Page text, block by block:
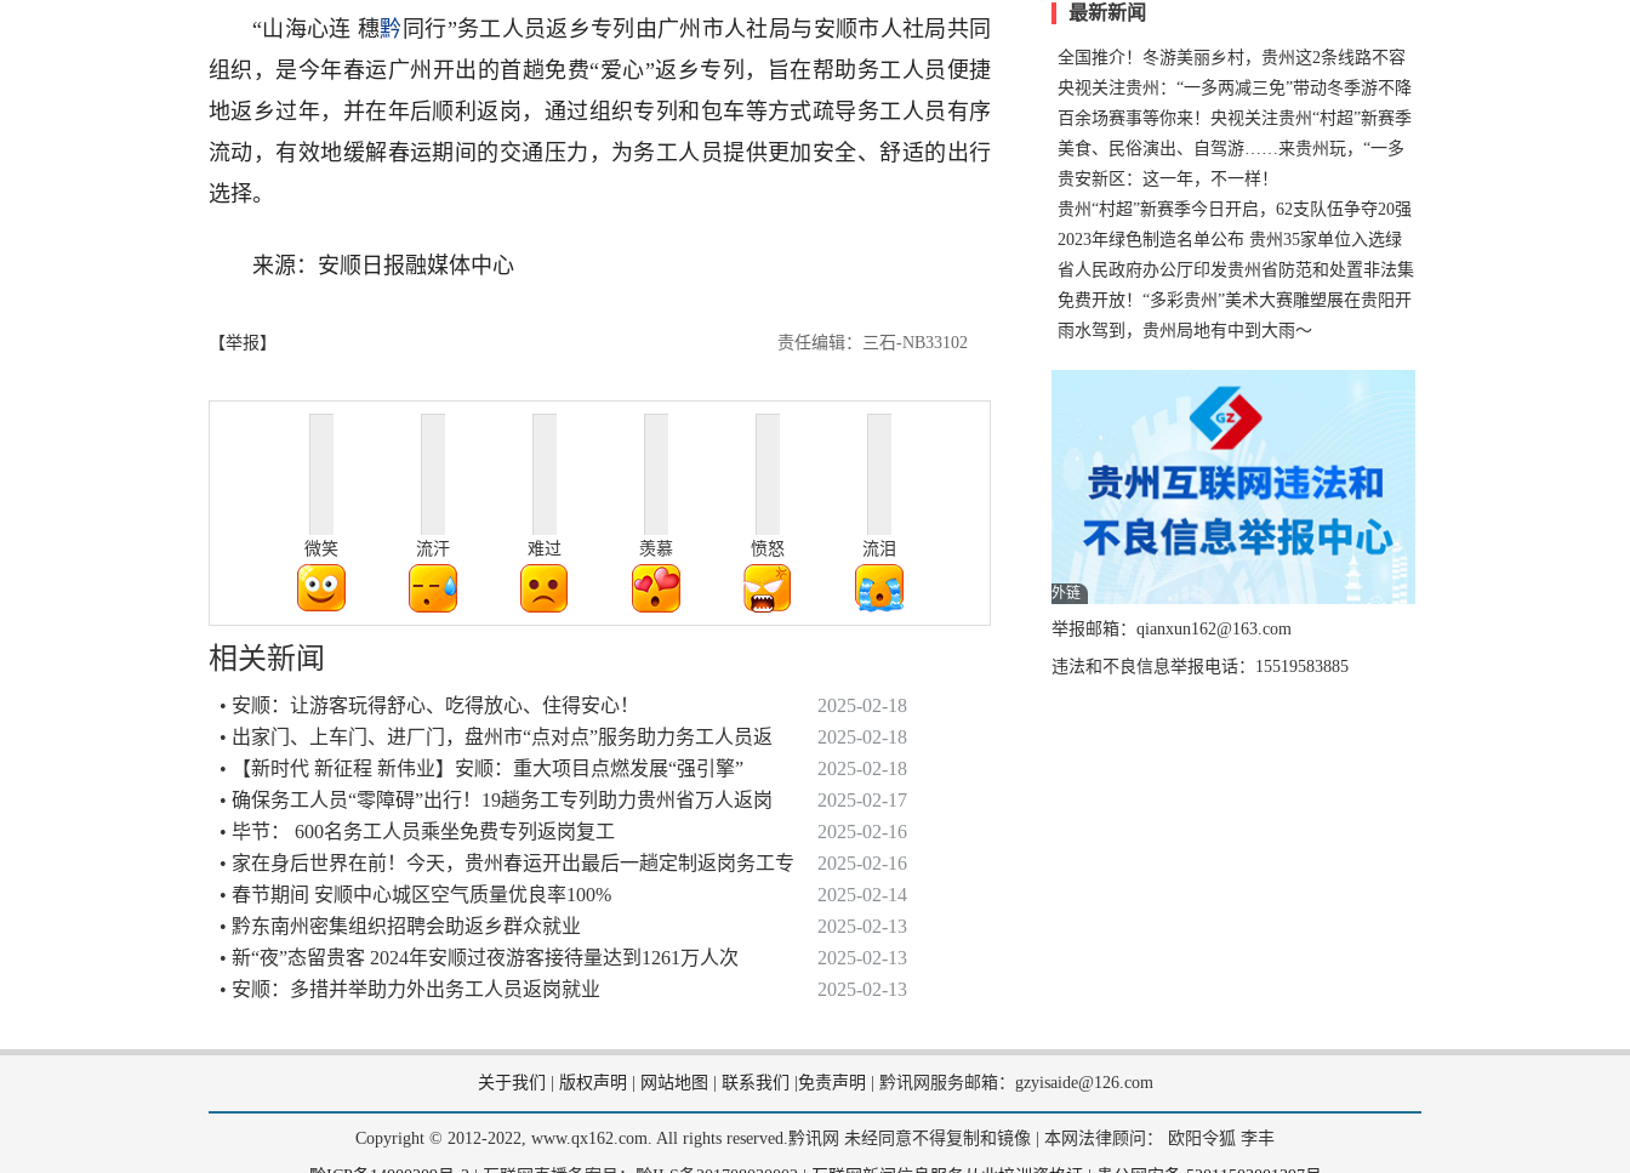
“山海心连 穗黔 同行”务工人员返乡专列由广州市人社局与安顺市人社局共同
组织，是今年春运广州开出的首趟免费“爱心”返乡专列，旨在帮助务工人员便捷
地返乡过年，并在年后顺利返岗，通过组织专列和包车等方式疏导务工人员有序
流动，有效地缓解春运期间的交通压力，为务工人员提供更加安全、舒适的出行
选择。
来源：安顺日报融媒体中心
【举报】 责任编辑：三石-NB33102
微笑 流汗 难过 羡慕 愤怒 流泪
相关新闻
• 安顺：让游客玩得舒心、吃得放心、住得安心！
2025-02-18
• 出家门、上车门、进厂门，盘州市“点对点”服务助力务工人员返
2025-02-18
• 【新时代 新征程 新伟业】安顺：重大项目点燃发展“强引擎”
2025-02-18
• 确保务工人员“零障碍”出行！19趟务工专列助力贵州省万人返岗
2025-02-17
• 毕节： 600名务工人员乘坐免费专列返岗复工
2025-02-16
• 家在身后世界在前！今天，贵州春运开出最后一趟定制返岗务工专
2025-02-16
• 春节期间 安顺中心城区空气质量优良率100%
2025-02-14
• 黔东南州密集组织招聘会助返乡群众就业
2025-02-13
• 新“夜”态留贵客 2024年安顺过夜游客接待量达到1261万人次
2025-02-13
• 安顺：多措并举助力外出务工人员返岗就业
2025-02-13
最新新闻
全国推介！冬游美丽乡村，贵州这2条线路不容
错过
央视关注贵州：“一多两减三免”带动冬季游不降
温
百余场赛事等你来！央视关注贵州“村超”新赛季
正式“打响”
美食、民俗演出、自驾游……来贵州玩，“一多
两减三免”！
贵安新区：这一年，不一样！
贵州“村超”新赛季今日开启，62支队伍争夺20强
名额
2023年绿色制造名单公布 贵州35家单位入选绿
色工厂
省人民政府办公厅印发贵州省防范和处置非法集
资工作实施细则
免费开放！“多彩贵州”美术大赛雕塑展在贵阳开
展，持续至1月19日
雨水驾到，贵州局地有中到大雨～
外链
举报邮箱：qianxun162@163.com
违法和不良信息举报电话：15519583885
关于我们 版权声明 网站地图 联系我们 免责声明 黔讯网服务邮箱：gzyisaide@126.com
Copyright © 2012-2022, www.qx162.com. All rights reserved.黔讯网 未经同意不得复制和镜像 | 本网法律顾问： 欧阳令狐 李丰